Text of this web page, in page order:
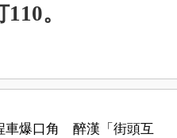
。
車爆口角 醉漢「街頭互